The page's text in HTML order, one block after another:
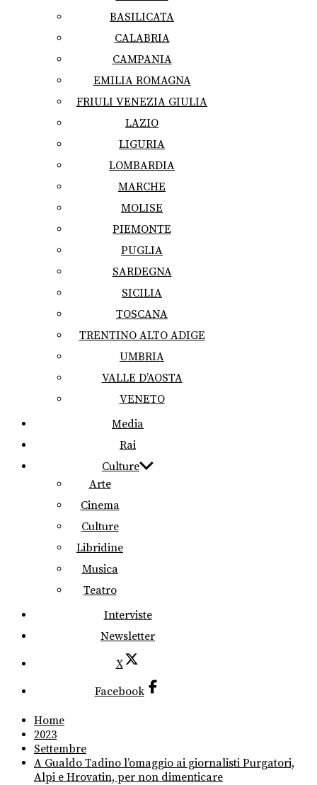
BASILICATA
CALABRIA
CAMPANIA
EMILIA ROMAGNA
FRIULI VENEZIA GIULIA
LAZIO
LIGURIA
LOMBARDIA
MARCHE
MOLISE
PIEMONTE
PUGLIA
SARDEGNA
SICILIA
TOSCANA
TRENTINO ALTO ADIGE
UMBRIA
VALLE D’AOSTA
VENETO
Media
Rai
Culture
Arte
Cinema
Culture
Libridine
Musica
Teatro
Interviste
Newsletter
X
Facebook
Home
2023
Settembre
A Gualdo Tadino l’omaggio ai giornalisti Purgatori,
Alpi e Hrovatin, per non dimenticare